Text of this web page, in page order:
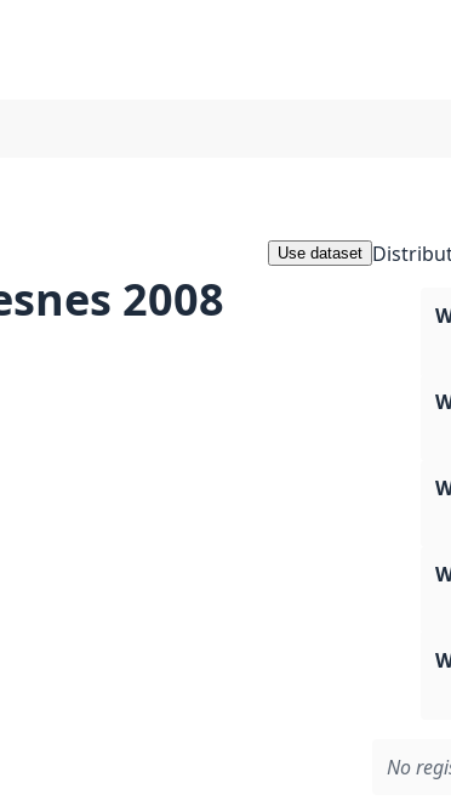
2008
Use dataset
No